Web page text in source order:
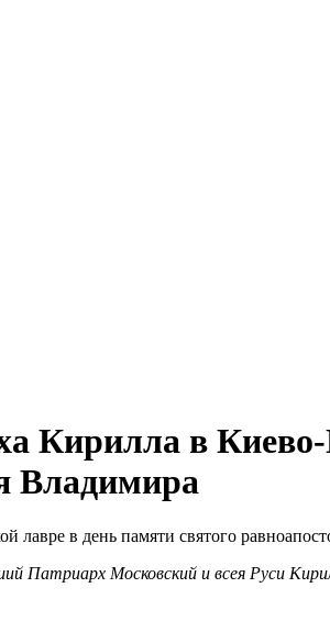
Кирилла в
Владимира
Патриарх Московский и всея Руси